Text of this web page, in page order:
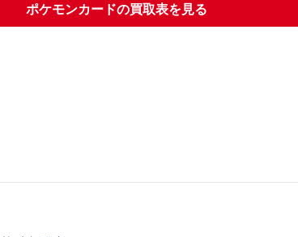
ポケモンカードの買取表を見る